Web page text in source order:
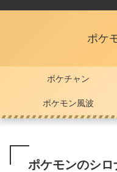
ポケ
ポケチャン
ポケモン風波
ポケモンのシ